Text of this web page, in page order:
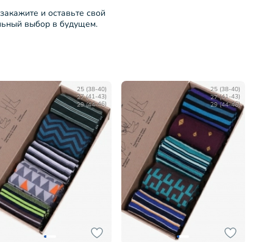
и оставьте свой
выбор в будущем.
25 (38-40)
27 (41-43)
29 (44-46)
25 (38-40)
27 (41-43)
29 (44-46)